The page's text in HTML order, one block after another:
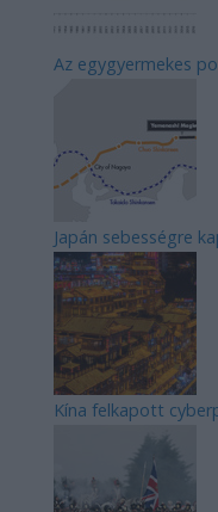
Az egygyermekes
Japán sebességre
Kína felkapott